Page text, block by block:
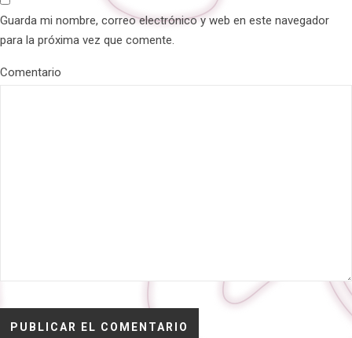
Guarda mi nombre, correo electrónico y web en este navegador
para la próxima vez que comente.
Comentario